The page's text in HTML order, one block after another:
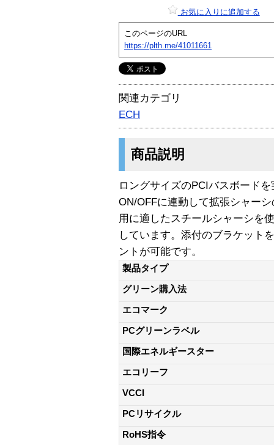
お気に入りに追加する
このページのURL
https://plth.me/41011661
関連カテゴリ
ECH
商品説明
ロングサイズのPCIバスボード
ON/OFFに連動して拡張シャー
用に適したスチールシャーシを
しています。添付のブラケット
ントが可能です。
製品タイプ
グリーン購入法
エコマーク
PCグリーンラベル
国際エネルギースター
エコリーフ
VCCI
PCリサイクル
RoHS指令